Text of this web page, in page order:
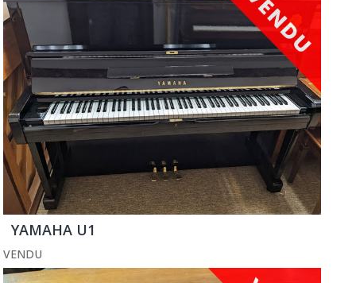
YAMAHA U1
VENDU